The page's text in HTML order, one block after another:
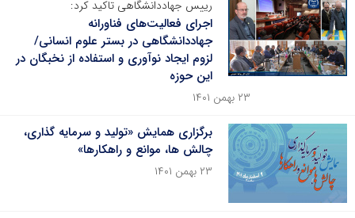
رییس جهاددانشگاهی تاکید کرد:
اجرای فعالیت‌های فناورانه
جهاددانشگاهی در بستر علوم انسانی/
لزوم ایجاد نوآوری و استفاده از نخبگان در
این حوزه
۲۳ بهمن ۱۴۰۱
برگزاری همایش «تولید و سرمایه گذاری،
چالش ها، موانع و راهکارها»
۲۳ بهمن ۱۴۰۱